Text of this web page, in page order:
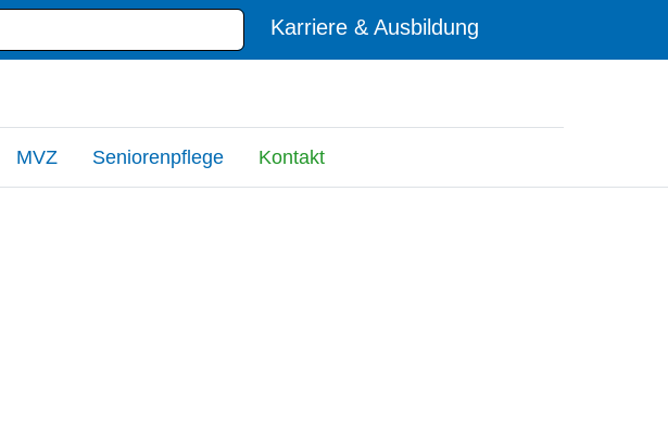
Karriere & Ausbildung
MVZ Seniorenpflege Kontakt